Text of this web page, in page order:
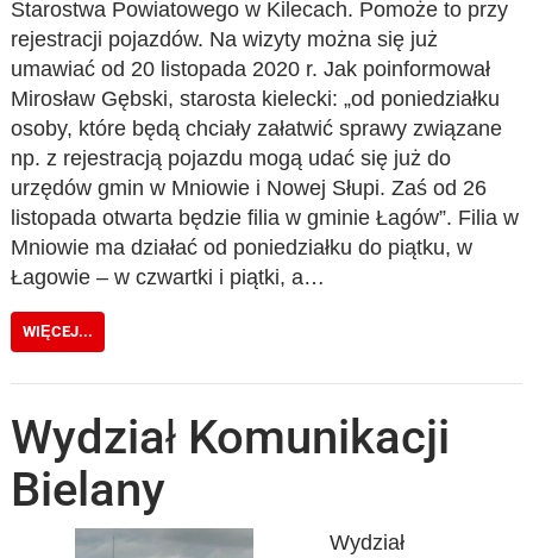
Starostwa Powiatowego w Kilecach. Pomoże to przy
rejestracji pojazdów. Na wizyty można się już
umawiać od 20 listopada 2020 r. Jak poinformował
Mirosław Gębski, starosta kielecki: „od poniedziałku
osoby, które będą chciały załatwić sprawy związane
np. z rejestracją pojazdu mogą udać się już do
urzędów gmin w Mniowie i Nowej Słupi. Zaś od 26
listopada otwarta będzie filia w gminie Łagów”. Filia w
Mniowie ma działać od poniedziałku do piątku, w
Łagowie – w czwartki i piątki, a…
WIĘCEJ...
Wydział Komunikacji
Bielany
Wydział